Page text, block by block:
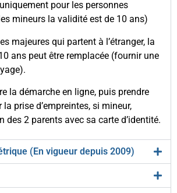
pour les personnes
mineurs la validité est de 10 ans)
majeures qui partent à l’étranger, la
ans peut être remplacée (fournir une
la démarche en ligne, puis prendre
prise d’empreintes, si mineur,
des 2 parents avec sa carte d’identité.
(En vigueur depuis 2009)